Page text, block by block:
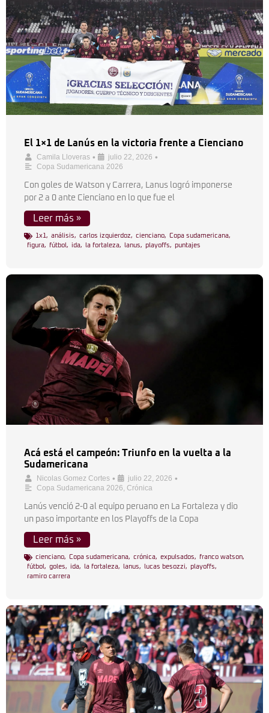
El 1×1 de Lanús en la victoria frente a Cienciano
Camila Lloveras • julio 22, 2026 •
Copa Sudamericana 2026
Con goles de Watson y Carrera, Lanus logró imponerse
por 2 a 0 ante Cienciano en lo que fue el
Leer más »
1x1 , análisis, carlos izquierdoz, cienciano, Copa sudamericana,
figura, fútbol , ida, la fortaleza, lanus, playoffs, puntajes
Acá está el campeón: Triunfo en la vuelta a la
Sudamericana
Nicolas Gomez Cortes • julio 22, 2026 •
Copa Sudamericana 2026, Crónica
Lanús venció 2-0 al equipo peruano en La Fortaleza y dio
un paso importante en los Playoffs de la Copa
Leer más »
cienciano, Copa sudamericana, crónica, expulsados, franco watson,
fútbol , goles, ida, la fortaleza, lanus, lucas besozzi, playoffs,
ramiro carrera